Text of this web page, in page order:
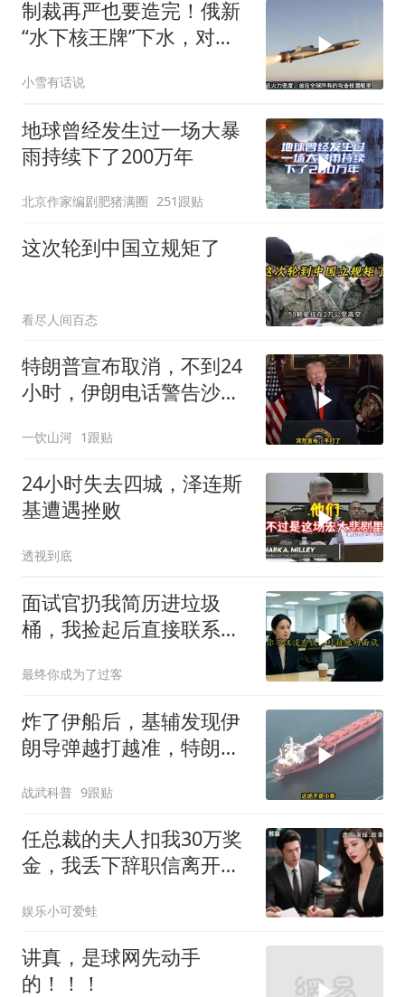
制裁再严也要造完！俄新
“水下核王牌”下水，对抗
小雪有话说
地球曾经发生过一场大暴
雨持续下了200万年
北京作家编剧肥猪满圈 251跟贴
这次轮到中国立规矩了
看尽人间百态
特朗普宣布取消，不到24
小时，伊朗电话警告沙
一饮山河 1跟贴
24小时失去四城，泽连斯
基遭遇挫败
透视到底
面试官扔我简历进垃圾
桶，我捡起后直接联系其
最终你成为了过客
炸了伊船后，基辅发现伊
朗导弹越打越准，特朗普
战武科普 9跟贴
任总裁的夫人扣我30万奖
金，我丢下辞职信离开，
你签约
娱乐小可爱蛙
讲真，是球网先动手
的！！！